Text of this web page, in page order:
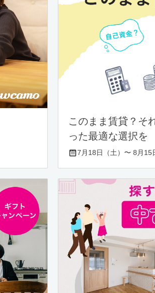
このまま賃貸？そ
った最適な選択を
7月18日（土）〜 8月15